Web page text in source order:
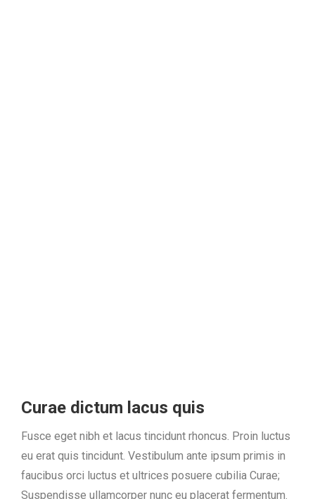
Curae dictum lacus quis
Fusce eget nibh et lacus tincidunt rhoncus. Proin luctus
eu erat quis tincidunt. Vestibulum ante ipsum primis in
faucibus orci luctus et ultrices posuere cubilia Curae;
Suspendisse ullamcorper nunc eu placerat fermentum.